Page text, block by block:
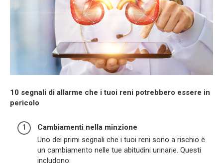
10 segnali di allarme che i tuoi reni potrebbero essere in
pericolo
Cambiamenti nella minzione
Uno dei primi segnali che i tuoi reni sono a rischio è
un cambiamento nelle tue abitudini urinarie. Questi
includono: